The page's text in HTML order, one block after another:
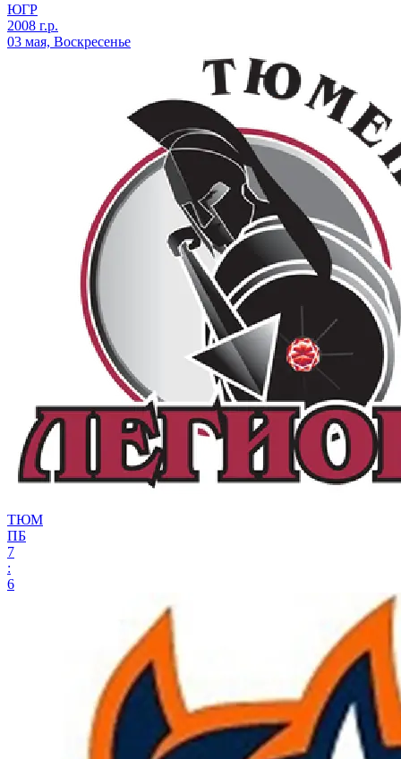
ЮГР
2008 г.р.
03 мая, Воскресенье
ТЮМ
ПБ
7
:
6